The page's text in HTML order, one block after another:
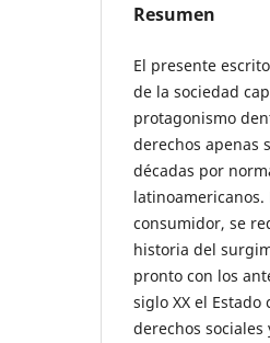
Resumen
El presente
de la sociedad
protagonismo
derechos apenas
décadas por
latinoamericanos.
consumidor, se
historia del
pronto con los
siglo XX el
derechos